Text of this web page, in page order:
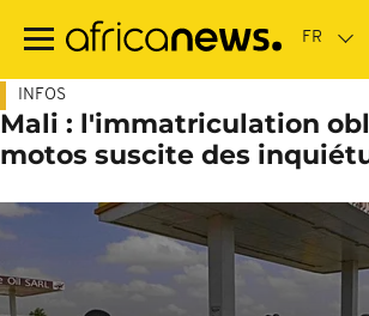
contenu
INFOS
Mali : l'immatriculation
motos suscite des